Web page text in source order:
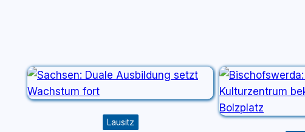
Lausitz